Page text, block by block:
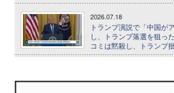
2026.07.18
トランプ演説で「中国が
し、トランプ落選を狙っ
コミは黙殺し、トランプ